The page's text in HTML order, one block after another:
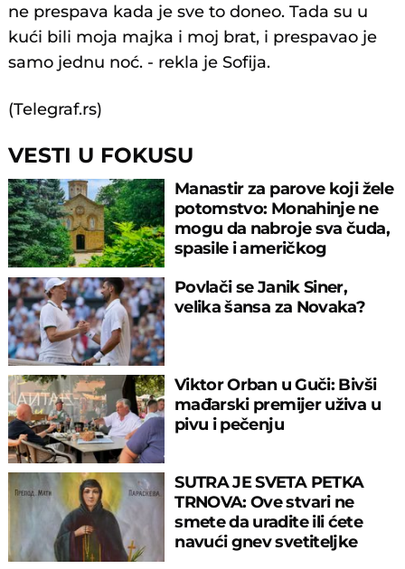
ne prespava kada je sve to doneo. Tada su u
kući bili moja majka i moj brat, i prespavao je
samo jednu noć. - rekla je Sofija.
(Telegraf.rs)
VESTI U FOKUSU
Manastir za parove koji žele
potomstvo: Monahinje ne
mogu da nabroje sva čuda,
spasile i američkog
Povlači se Janik Siner,
velika šansa za Novaka?
Viktor Orban u Guči: Bivši
mađarski premijer uživa u
pivu i pečenju
SUTRA JE SVETA PETKA
TRNOVA: Ove stvari ne
smete da uradite ili ćete
navući gnev svetiteljke